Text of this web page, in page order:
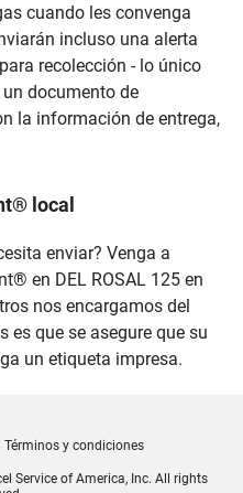
cuando les convenga
incluso una alerta
recolección - lo único
documento de
la información de entrega,
local
enviar? Venga a
en DEL ROSAL 125 en
nos encargamos del
es que se asegure que su
un etiqueta impresa.
Términos y condiciones
Service of America, Inc. All rights